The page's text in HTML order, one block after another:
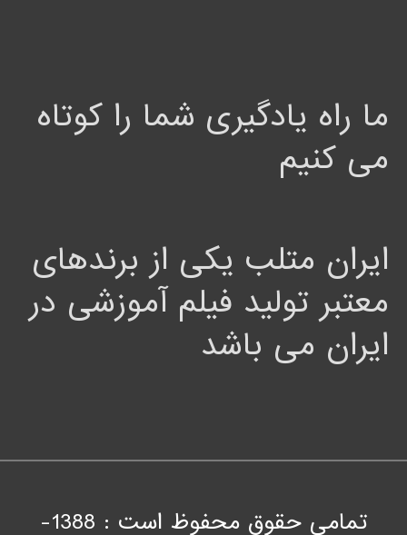
ما راه یادگیری شما را کوتاه
می کنیم
ایران متلب یکی از برندهای
معتبر تولید فیلم آموزشی در
ایران می باشد